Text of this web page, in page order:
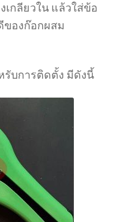
กลียวใน แล้วใส่ข้อ
ของก๊อกผสม
รับการติดตั้ง มีดังนี้